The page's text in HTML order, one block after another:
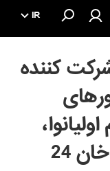
IR
کننده
24